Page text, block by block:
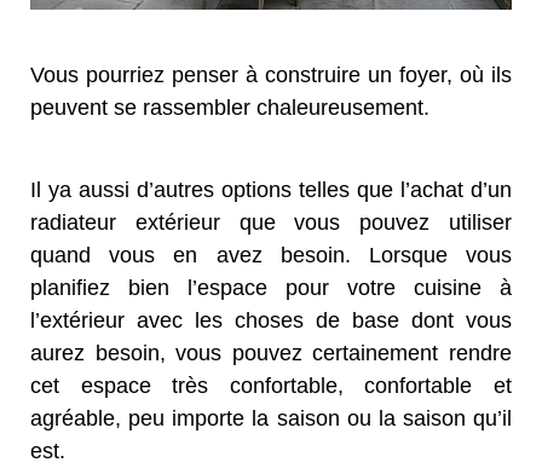
Vous pourriez penser à construire un foyer, où ils
peuvent se rassembler chaleureusement.
Il ya aussi d’autres options telles que l’achat d’un
radiateur extérieur que vous pouvez utiliser
quand vous en avez besoin. Lorsque vous
planifiez bien l’espace pour votre cuisine à
l’extérieur avec les choses de base dont vous
aurez besoin, vous pouvez certainement rendre
cet espace très confortable, confortable et
agréable, peu importe la saison ou la saison qu’il
est.